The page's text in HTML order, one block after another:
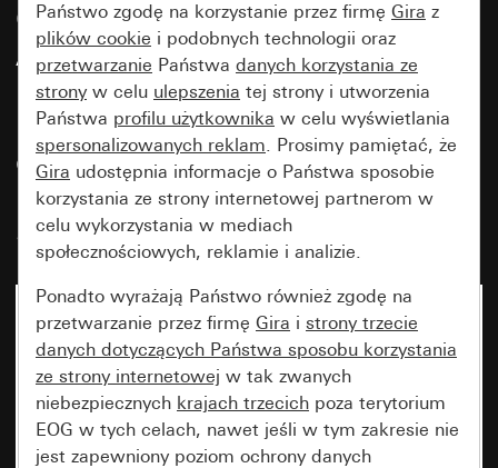
Gniazdo wtyczkowe SCHUKO 16
A 250 V~ z modułem
podtynkowym obróconym o 30°
i zaawansowaną ochroną przed
dotknięciem (Safety Plus), bez
uchwytów mocujących
System 55
Państwo zgodę na korzystanie przez firmę Gira z
plików cookie i podobnych technologii oraz
przetwarzanie Państwa danych korzystania ze
strony w celu ulepszenia tej strony i utworzenia
Państwa profilu użytkownika w celu wyświetlania
spersonalizowanych reklam. Prosimy pamiętać, że
Gira udostępnia informacje o Państwa sposobie
korzystania ze strony internetowej partnerom w
celu wykorzystania w mediach
społecznościowych, reklamie i analizie.
Ponadto wyrażają Państwo również zgodę na
przetwarzanie przez firmę Gira i strony trzecie
danych dotyczących Państwa sposobu korzystania
ze strony internetowej w tak zwanych
niebezpiecznych krajach trzecich poza terytorium
EOG w tych celach, nawet jeśli w tym zakresie nie
jest zapewniony poziom ochrony danych